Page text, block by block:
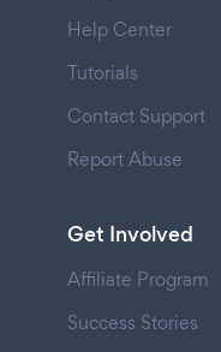
Help Center
Tutorials
Contact Support
Report Abuse
Get Involved
Affiliate Program
Success Stories